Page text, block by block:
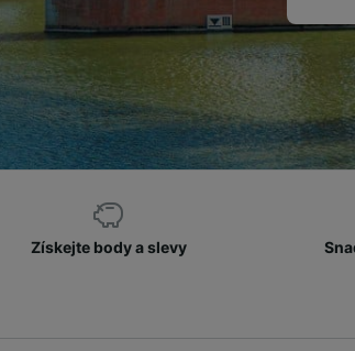
Získejte body a slevy